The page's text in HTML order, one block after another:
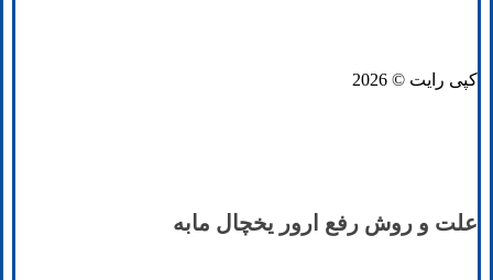
کپی رایت © 2026
علت و روش رفع ارور یخچال مابه